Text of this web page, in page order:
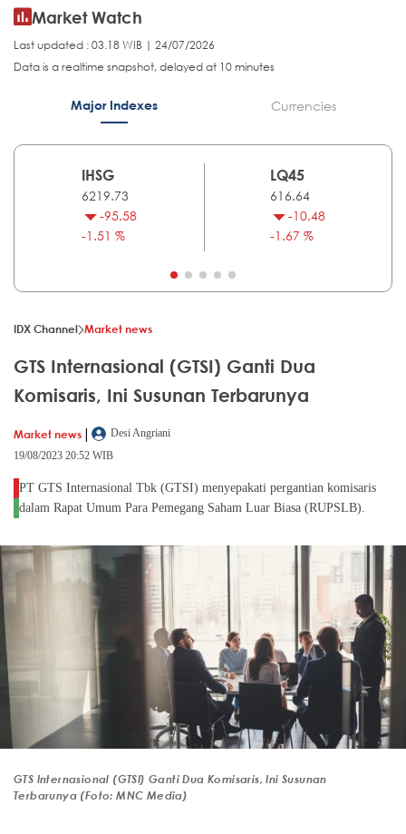
Market Watch
Last updated : 03.18 WIB | 24/07/2026
Data is a realtime snapshot, delayed at 10 minutes
Major Indexes Currencies
IHSG
6219.73
-95.58
-1.51 %
LQ45
616.64
-10.48
-1.67 %
IDX Channel Market news
GTS Internasional (GTSI) Ganti Dua
Komisaris, Ini Susunan Terbarunya
Market news |
Desi Angriani
19/08/2023 20:52 WIB
PT GTS Internasional Tbk (GTSI) menyepakati pergantian komisaris
dalam Rapat Umum Para Pemegang Saham Luar Biasa (RUPSLB).
GTS Internasional (GTSI) Ganti Dua Komisaris, Ini Susunan
Terbarunya (Foto: MNC Media)